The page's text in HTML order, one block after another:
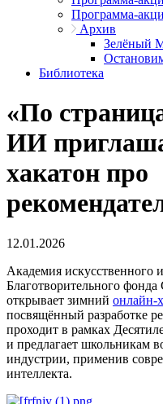
Программа-
Архив
Зелёный
Библиотека
«По
ИИ
хакатон про
12.01.2026
Академия искусственного
Благотворительного
открывает зимний онлайн-
посвящённый разработке
проходит в рамках
и предлагает школьникам
индустрии, применив
интеллекта.